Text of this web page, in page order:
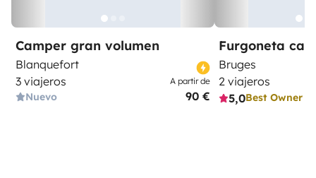
Camper gran volumen
Blanquefort
3 viajeros
Nuevo
A partir de
90 €
Furgoneta
Bruges
2 viajeros
5,0Best Owner